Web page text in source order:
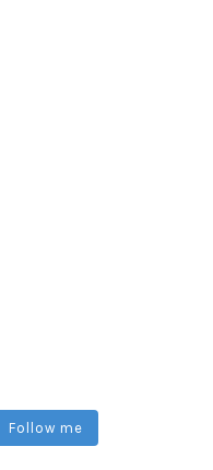
Follow me